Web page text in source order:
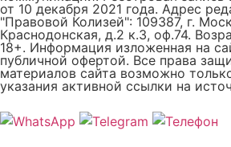
от 10 декабря 2021 года. Адрес
"Правовой Колизей": 109387, г.
Краснодонская, д.2 к.3, оф.74.
18+. Информация изложенная на
публичной офертой. Все права
материалов сайта возможно
указания активной ссылки на